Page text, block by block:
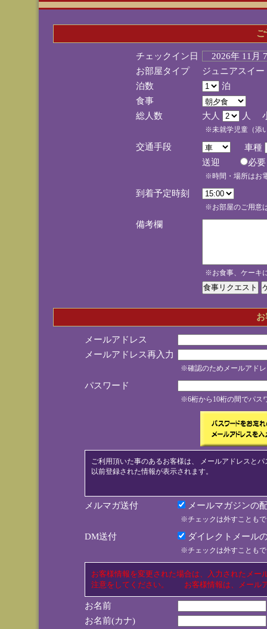
チェックイン日
2026年 11
お部屋タイプ
ジュニアスイ
泊数
泊
食事
総人数
大人 人
※未就学児童（添
交通手段
車種
送迎
※時間・場所はお
到着予定時刻
※お部屋のご用意
備考欄
※お食事、ケーキ
メールアドレス
メールアドレス再入力
※確認のためメールアド
パスワード
※6桁から10桁の間でパス
ご利用頂いた事のあるお客様は、 メールアドレスと
以前登録された情報が表示されます。
メルマガ送付 メールマガジンの
※チェックは外すことも
DM送付 ダイレクトメール
※チェックは外すことも
お客様情報を変更された場合は、入力されたメ
注意をしてください。 お客様情報は、メール
お名前
お名前(カナ)